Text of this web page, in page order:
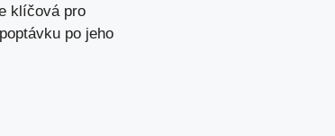
klíčová pro⁢
po‌ jeho